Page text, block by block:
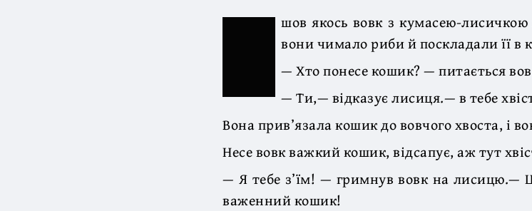
шов якось вовк з кумасею-
вони чимало риби й поскладали її в
— Хто понесе кошик? — питається
— Ти,— відказує лисиця.— в тебе
Вона прив’язала кошик до вовчого хвоста, і
Несе вовк важкий кошик, відсапує, аж тут
— Я тебе з’їм! — гримнув вовк на лисицю.—
важенний кошик!